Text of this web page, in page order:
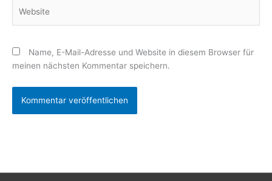
Name, E-Mail-Adresse und Website in diesem Browser für
meinen nächsten Kommentar speichern.